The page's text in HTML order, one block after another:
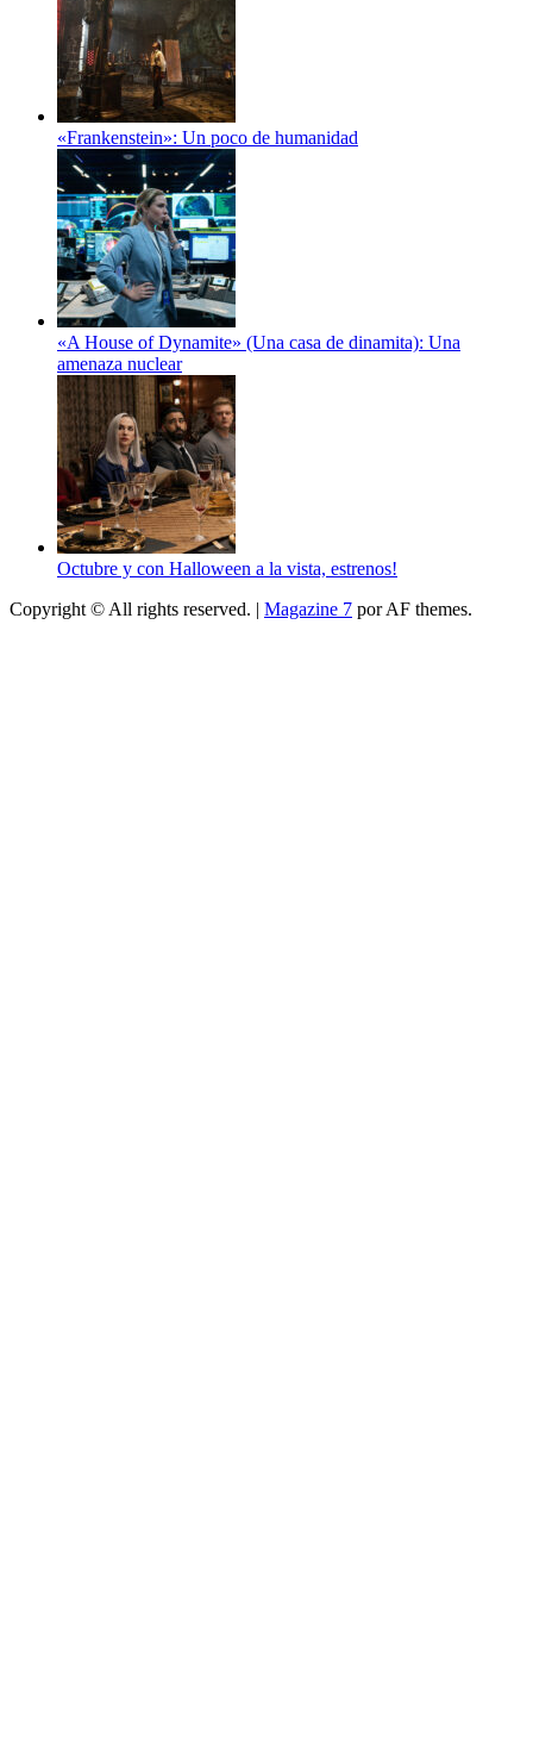
«Frankenstein»: Un poco de humanidad
«A House of Dynamite» (Una casa de dinamita): Una
amenaza nuclear
Octubre y con Halloween a la vista, estrenos!
Copyright © All rights reserved. | Magazine 7 por AF themes.